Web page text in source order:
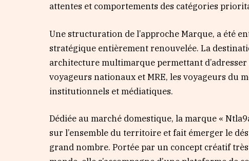
attentes et comportements des catégories
Une structuration de l’approche Marque, a été
stratégique entièrement renouvelée. La
architecture multimarque permettant
voyageurs nationaux et MRE, les voyageurs du
institutionnels et médiatiques.
Dédiée au marché domestique, la marque «
sur l’ensemble du territoire et fait émerger le
grand nombre. Portée par un concept créatif